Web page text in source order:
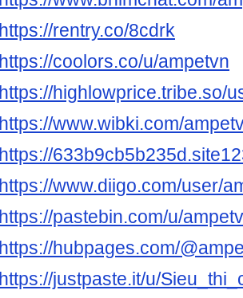
https://rentry.co/8cdrk
https://coolors.co/u/ampetvn
https://highlowprice.tribe.so/
https://www.wibki.com/
https://
https://www.diigo.com/user/
https://pastebin.com/u/
https://hubpages.com/
https://justpaste.it/u/